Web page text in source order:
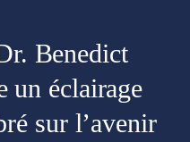
Benedict
un éclairage
sur l’avenir